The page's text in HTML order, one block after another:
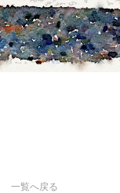
一覧へ戻る